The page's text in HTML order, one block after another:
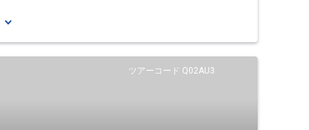
ツアーコード Q02AU3